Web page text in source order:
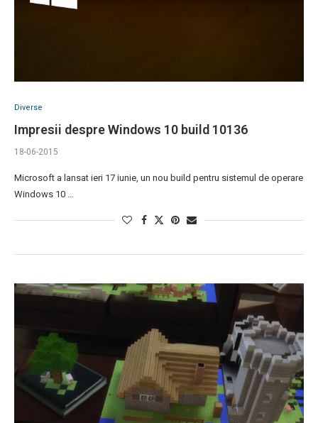
Diverse
Impresii despre Windows 10 build 10136
18-06-2015
Microsoft a lansat ieri 17 iunie, un nou build pentru sistemul de operare
Windows 10 …